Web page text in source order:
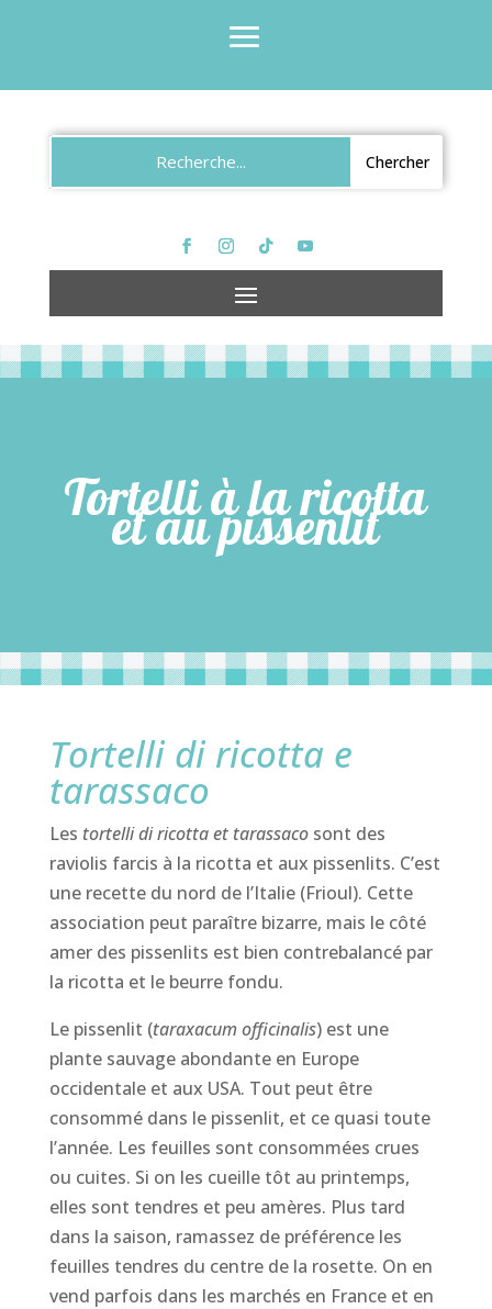
Tortelli à la ricotta
et au pissenlit
Tortelli di ricotta e
tarassaco
Les tortelli di ricotta et tarassacosont des
raviolis farcis à la ricotta et aux pissenlits. C’est
une recette du nord de l’Italie (Frioul). Cette
association peut paraître bizarre, mais le côté
amer des pissenlits est bien contrebalancé par
la ricotta et le beurre fondu.
Le pissenlit (taraxacum officinalis) est une
plante sauvage abondante en Europe
occidentale et aux USA. Tout peut être
consommé dans le pissenlit, et ce quasi toute
l’année. Les feuilles sont consommées crues
ou cuites. Si on les cueille tôt au printemps,
elles sont tendres et peu amères. Plus tard
dans la saison, ramassez de préférence les
feuilles tendres du centre de la rosette. On en
vend parfois dans les marchés en France et en